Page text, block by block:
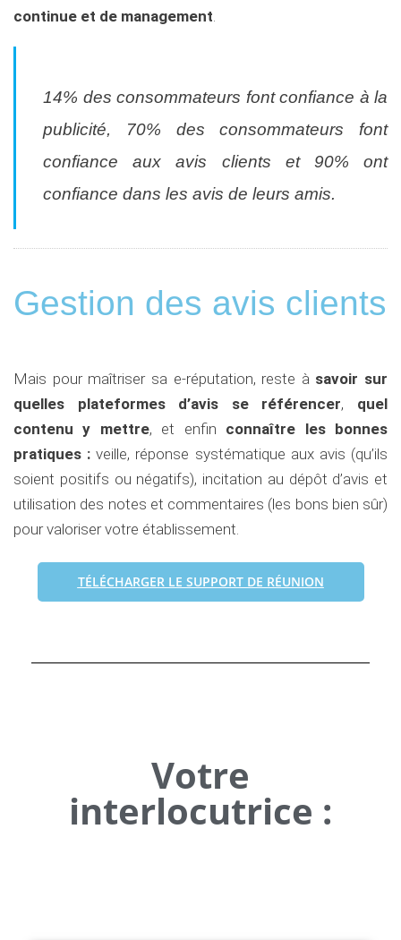
continue et de management.
14% des consommateurs font confiance à la
publicité, 70% des consommateurs font
confiance aux avis clients et 90% ont
confiance dans les avis de leurs amis.
Gestion des avis clients
Mais pour maîtriser sa e-réputation, reste à savoir sur
quelles plateformes d’avis se référencer, quel
contenu y mettre, et enfin connaître les bonnes
pratiques :veille, réponse systématique aux avis (qu’ils
soient positifs ou négatifs), incitation au dépôt d’avis et
utilisation des notes et commentaires (les bons bien sûr)
pour valoriser votre établissement.
TÉLÉCHARGER LE SUPPORT DE RÉUNION
Votre
interlocutrice :